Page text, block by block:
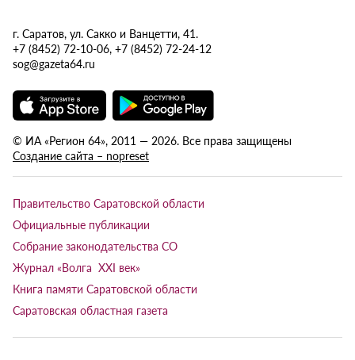
г. Саратов, ул. Сакко и Ванцетти, 41.
+7 (8452) 72-10-06, +7 (8452) 72-24-12
sog@gazeta64.ru
© ИА «Регион 64», 2011 — 2026. Все права защищены
Создание сайта – nopreset
Правительство Саратовской области
Официальные публикации
Собрание законодательства СО
Журнал «Волга XXI век»
Книга памяти Саратовской области
Саратовская областная газета